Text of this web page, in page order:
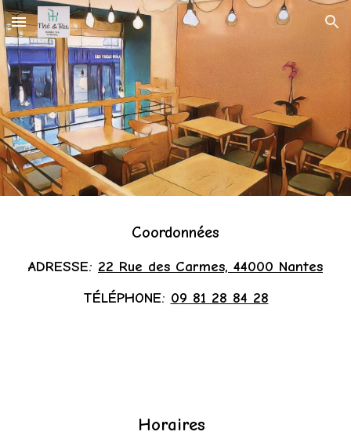
Skip to main content Skip to navigation
Coordonnées
ADRESSE: 22 Rue des Carmes, 44000 Nantes
TÉLÉPHONE: 09 81 28 84 28
Horaires